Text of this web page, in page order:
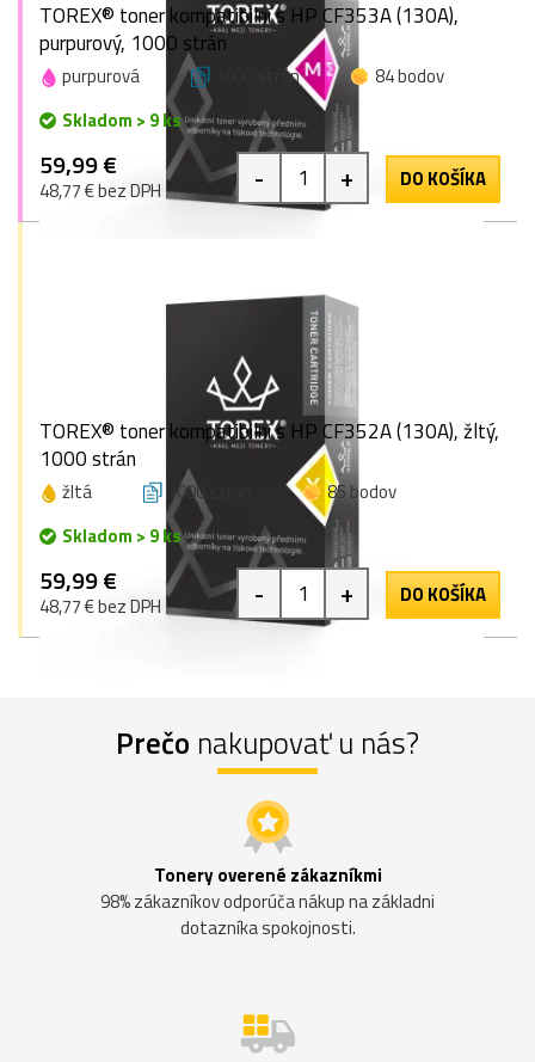
TOREX® toner kompatibilní s HP CF353A (130A),
purpurový, 1000 strán
purpurová 1000 strán
84 bodov
Skladom > 9 ks
59,99 €
48,77 € bez DPH - + DO KOŠÍKA
TOREX® toner kompatibilní s HP CF352A (130A), žltý,
1000 strán
žltá 1000 strán
85 bodov
Skladom > 9 ks
59,99 €
48,77 € bez DPH - + DO KOŠÍKA
Prečo nakupovať u nás?
Tonery overené zákazníkmi
98% zákazníkov odporúča nákup na základni
dotazníka spokojnosti.